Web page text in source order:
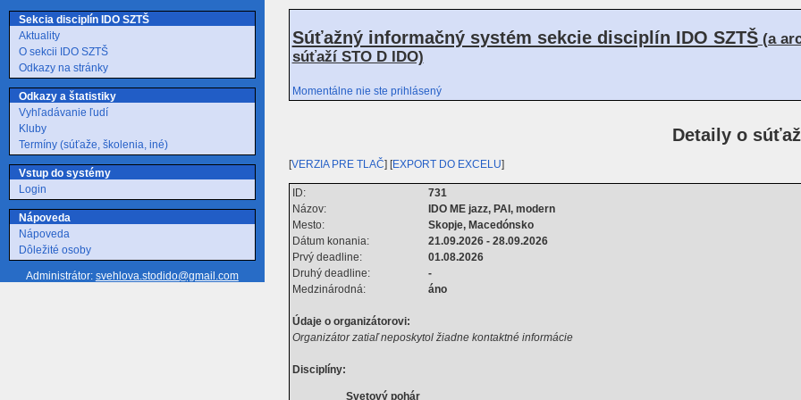
Sekcia disciplín IDO SZTŠ
Aktuality
O sekcii IDO SZTŠ
Odkazy na stránky
Odkazy a štatistiky
Vyhľadávanie ľudí
Kluby
Termíny (súťaže, školenia, iné)
Vstup do systémy
Login
Nápoveda
Nápoveda
Dôležité osoby
Administrátor: svehlova.stodido@gmail.com
Súťažný informačný systém sekcie disciplín IDO SZTŠ(a
súťaží STO D IDO)
Momentálne nie ste prihlásený
Detaily o
[VERZIA PRE TLAČ] [EXPORT DO EXCELU]
ID:
731
Názov:
IDO ME jazz, PAI, modern
Mesto:
Skopje, Macedónsko
Dátum konania:
21.09.2026 - 28.09.2026
Prvý deadline:
01.08.2026
Druhý deadline:
-
Medzinárodná:
áno
Údaje o organizátorovi:
Organizátor zatiaľ neposkytol žiadne kontaktné informácie
Disciplíny:
Svetový pohár